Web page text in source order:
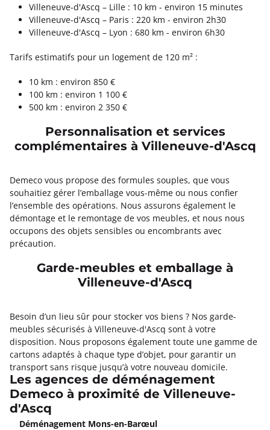
Villeneuve-d'Ascq – Lille : 10 km - environ 15 minutes
Villeneuve-d'Ascq – Paris : 220 km - environ 2h30
Villeneuve-d'Ascq – Lyon : 680 km - environ 6h30
Tarifs estimatifs pour un logement de 120 m² :
10 km : environ 850 €
100 km : environ 1 100 €
500 km : environ 2 350 €
Personnalisation et services
complémentaires à Villeneuve-d'Ascq
Demeco vous propose des formules souples, que vous
souhaitiez gérer l’emballage vous-même ou nous confier
l’ensemble des opérations. Nous assurons également le
démontage et le remontage de vos meubles, et nous nous
occupons des objets sensibles ou encombrants avec
précaution.
Garde-meubles et emballage à
Villeneuve-d'Ascq
Besoin d’un lieu sûr pour stocker vos biens ? Nos garde-
meubles sécurisés à Villeneuve-d'Ascq sont à votre
disposition. Nous proposons également toute une gamme de
cartons adaptés à chaque type d’objet, pour garantir un
transport sans risque jusqu’à votre nouveau domicile.
Les agences de déménagement
Demeco à proximité de Villeneuve-
d'Ascq
Déménagement Mons-en-Barœul